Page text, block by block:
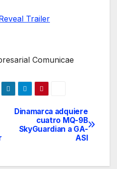
Trailer
Comunicae
Dinamarca adquiere
cuatro MQ-9B
SkyGuardian a GA-
ASI